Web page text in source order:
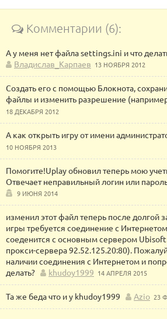
Комментарии (6):
А у меня нет файла settings.ini и что
Владислав_Карпаев 13 НОЯБРЯ 2012
Создать его с помощью Блокнота,
файлы и изменить разрешение
18 ДЕКАБРЯ 2012
А как открыть игру от имени
10 НОЯБРЯ 2013
Помогите!Uplay обновил теперь мою
Отвечает неправильный логин или
9 ИЮНЯ 2014
изменил этот файл теперь после долгой
игры требуется соединение с
соеденится с основным сервером
прокси-сервера 92.52.125.20:80).
наличии соединения с Интернетом и
делать?
khudoy1999 14 АПРЕЛЯ 2015
Та же беда что и у khudoy1999 Azio 23